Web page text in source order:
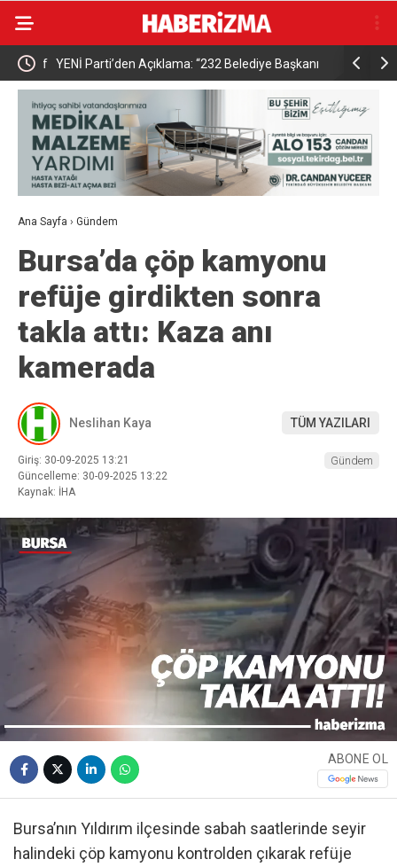
Şerif YENİ Parti’den Açıklama: “232 Belediye Başkanı
CHP’den İstifa Etti, Ay Sonunda 300’ü Geçebilir”
Başkan
Ana Sayfa › Gündem
Bursa’da çöp kamyonu
refüje girdikten sonra
takla attı: Kaza anı
kamerada
Neslihan Kaya TÜM YAZILARI
Giriş: 30-09-2025 13:21
Güncelleme: 30-09-2025 13:22
Kaynak: İHA
Gündem
ABONE OL
Bursa’nın Yıldırım ilçesinde sabah saatlerinde seyir
halindeki çöp kamyonu kontrolden çıkarak refüje